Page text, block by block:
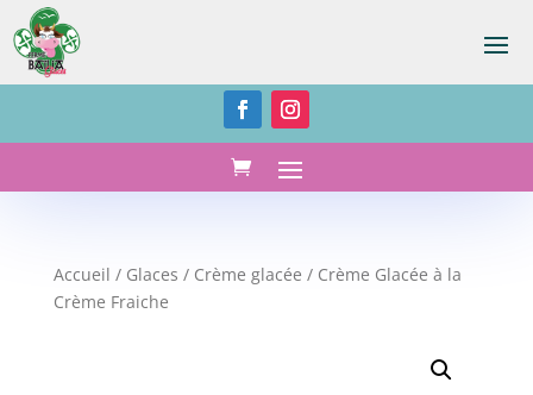
Accueil / Glaces / Crème glacée / Crème Glacée à la
Crème Fraiche